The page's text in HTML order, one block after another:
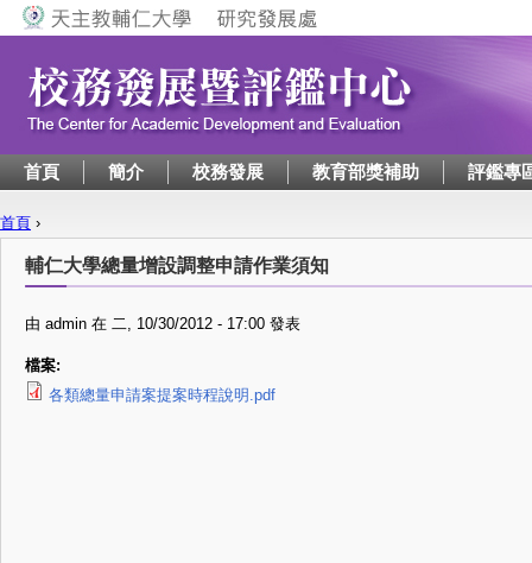
Jump to navigation
首頁 簡介 校務發展 教育部獎補助 評鑑專
您在這裡
首頁 ›
輔仁大學總量增設調整申請作業須知
由 admin 在 二, 10/30/2012 - 17:00 發表
檔案:
各類總量申請案提案時程說明.pdf